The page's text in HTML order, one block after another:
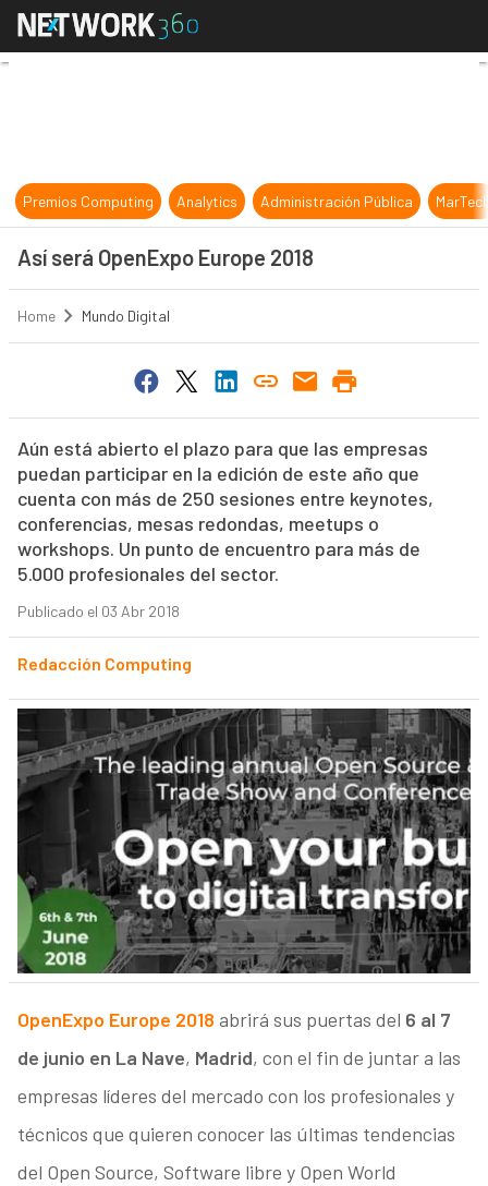
Así será OpenExpo Europe 2018
Premios Computing Analytics Administración Pública
Así será OpenExpo Europe 2018
Home Mundo Digital
Aún está abierto el plazo para que las empresas
puedan participar en la edición de este año que
cuenta con más de 250 sesiones entre keynotes,
conferencias, mesas redondas, meetups o
workshops. Un punto de encuentro para más de
5.000 profesionales del sector.
Publicado el 03 Abr 2018
Redacción Computing
OpenExpo Europe 2018 abrirá sus puertas del 6 al 7
de junio en La Nave, Madrid, con el fin de juntar a las
empresas líderes del mercado con los profesionales y
técnicos que quieren conocer las últimas tendencias
del Open Source, Software libre y Open World